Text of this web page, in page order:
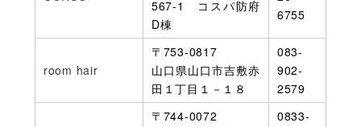
567-1 コスパ防府
D棟
6755
room hair
〒753-0817
山口県山口市吉敷赤
田１丁目１－１８
083-
902-
2579
〒744-0072
0833-